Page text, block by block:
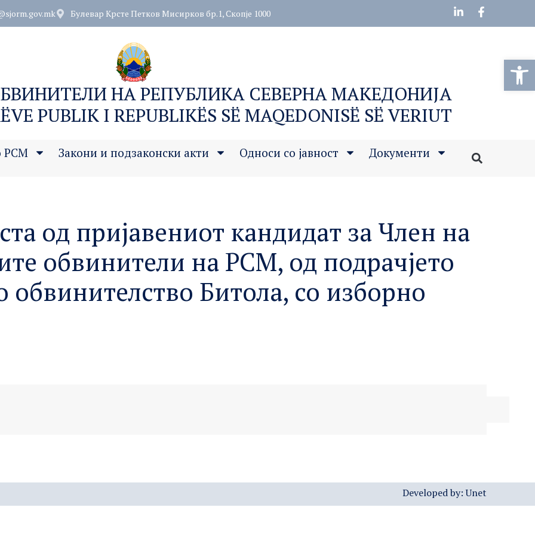
Булевар Крсте Петков Мисирков бр.1, Скопје 1000
НА РЕПУБЛИКА СЕВЕРНА МАКЕДОНИЈА
PUBLIK I REPUBLIKËS SË MAQEDONISË SË VERIUT
РСМ Закони и подзаконски акти Односи со јавност Документи
од пријавениот кандидат за Член на
обвинители на РСМ, од подрачјето
обвинителство Битола, со изборно
Developed by:Unet